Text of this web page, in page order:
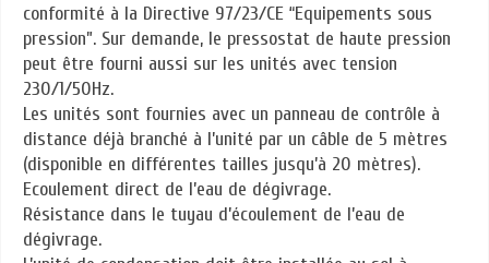
conformité à la Directive 97/23/CE “Equipements sous
pression”. Sur demande, le pressostat de haute pression
peut être fourni aussi sur les unités avec tension
230/1/50Hz.
Les unités sont fournies avec un panneau de contrôle à
distance déjà branché à l’unité par un câble de 5 mètres
(disponible en différentes tailles jusqu’à 20 mètres).
Ecoulement direct de l’eau de dégivrage.
Résistance dans le tuyau d’écoulement de l’eau de
dégivrage.